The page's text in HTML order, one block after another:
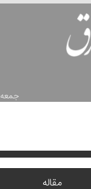
جمعه ۱۶ مرداد ۱۴۰۵ ساعت: ۱۲:۲۳
مقاله